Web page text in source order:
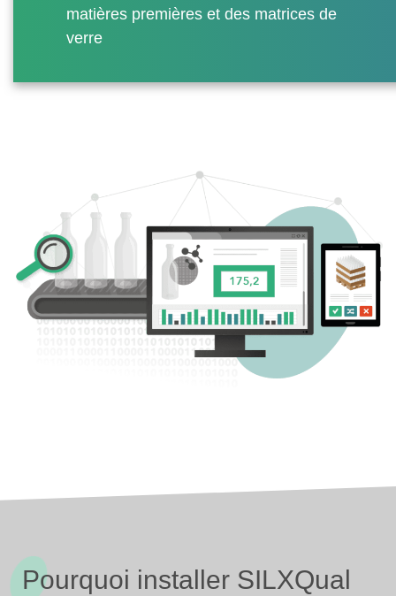
matières premières et des matrices de
verre
Pourquoi installer SILXQual